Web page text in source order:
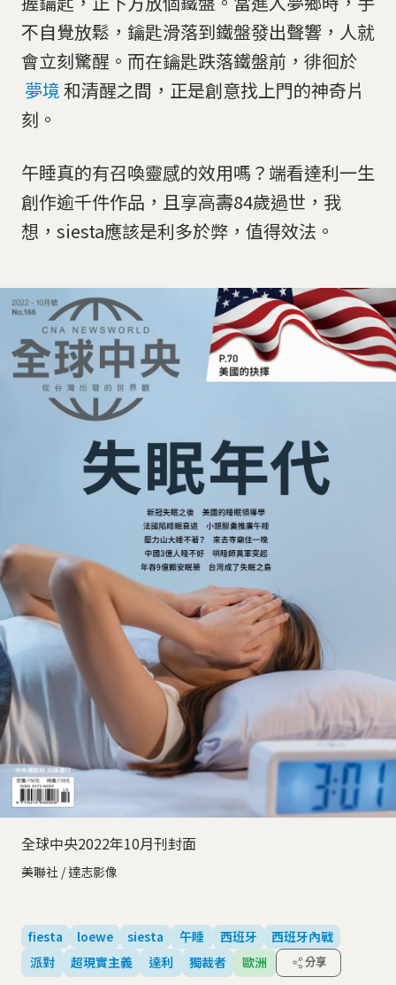
不自覺放鬆，鑰匙滑落到鐵盤發出聲響，人就
會立刻驚醒。而在鑰匙跌落鐵盤前，徘徊於
夢境和清醒之間，正是創意找上門的神奇片
刻。
午睡真的有召喚靈感的效用嗎？端看達利一生
創作逾千件作品，且享高壽84歲過世，我
想，siesta應該是利多於弊，值得效法。
全球中央2022年10月刊封面
美聯社 / 達志影像
fiesta loewe siesta 午睡 西班牙
西班牙內戰
派對
超現實主義 達利 獨裁者 歐洲 分享